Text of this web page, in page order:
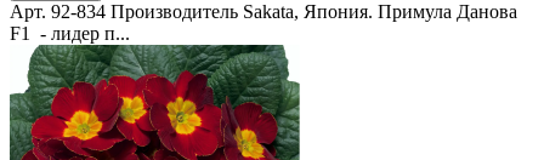
Арт. 92-834 Производитель Sakata, Япония. Примула Данова
F1 - лидер п...